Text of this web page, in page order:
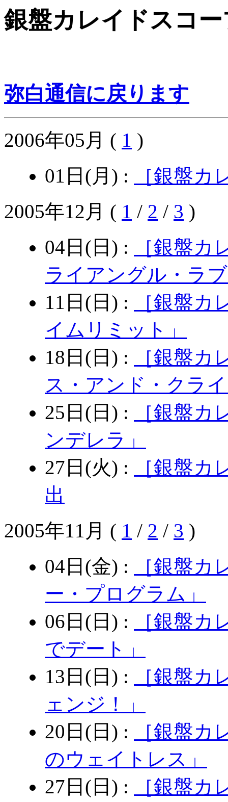
銀盤カレイドスコ
弥白通信に戻ります
2006年05月 ( 1 )
01日(月) :
［銀盤
2005年12月 ( 1 / 2 / 3 )
04日(日) :
［銀盤
ライアングル・ラ
11日(日) :
［銀盤カ
イムリミット」
18日(日) :
［銀盤カ
ス・アンド・クラ
25日(日) :
［銀盤
ンデレラ」
27日(火) :
［銀盤
出
2005年11月 ( 1 / 2 / 3 )
04日(金) :
［銀盤カ
ー・プログラム」
06日(日) :
［銀盤
でデート」
13日(日) :
［銀盤
ェンジ！」
20日(日) :
［銀盤
のウェイトレス」
27日(日) :
［銀盤